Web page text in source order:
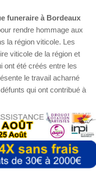
funeraire à Bordeaux
rendre hommage aux
la région viticole. Les
viticole de la région et
ont été créés entre les
le travail acharné
qui ont contribué à